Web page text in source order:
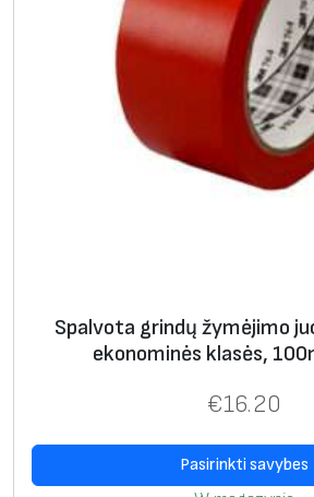
Spalvota grindų žymėjimo
ekonominės klasės,
€16.20
Pasirinkti savybes